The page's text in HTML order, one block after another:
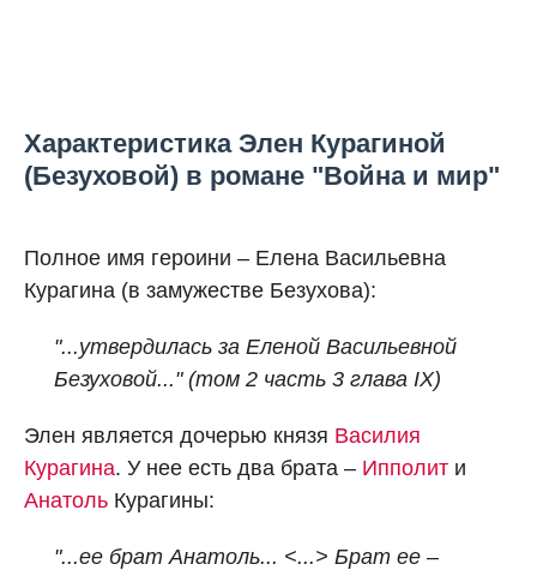
Характеристика Элен Курагиной
(Безуховой) в романе "Война и мир"
Полное имя героини – Елена Васильевна
Курагина (в замужестве Безухова):
"...утвердилась за Еленой Васильевной
Безуховой..." (том 2 часть 3 глава IX)
Элен является дочерью князя Василия
Курагина. У нее есть два брата – Ипполит и
Анатоль Курагины:
"...ее брат Анатоль... <...> Брат ее –